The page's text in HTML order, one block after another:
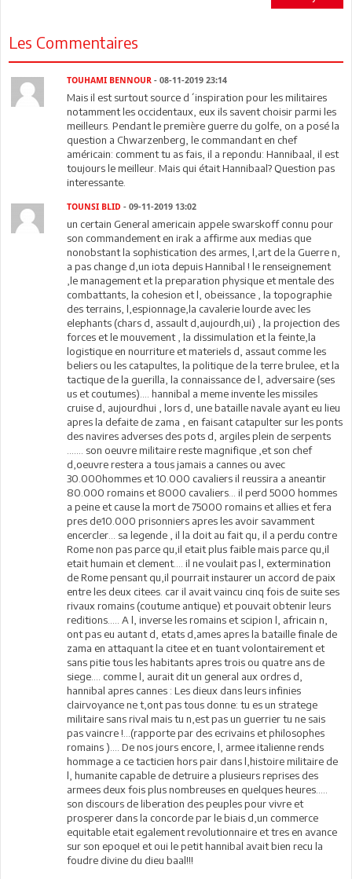
Les Commentaires
TOUHAMI BENNOUR - 08-11-2019 23:14
Mais il est surtout source d´inspiration pour les militaires
notamment les occidentaux, eux ils savent choisir parmi les
meilleurs. Pendant le première guerre du golfe, on a posé la
question a Chwarzenberg, le commandant en chef
américain: comment tu as fais, il a repondu: Hannibaal, il est
toujours le meilleur. Mais qui était Hannibaal? Question pas
interessante.
TOUNSI BLID - 09-11-2019 13:02
un certain General americain appele swarskoff connu pour
son commandement en irak a affirme aux medias que
nonobstant la sophistication des armes, l,art de la Guerre n,
a pas change d,un iota depuis Hannibal ! le renseignement
,le management et la preparation physique et mentale des
combattants, la cohesion et l, obeissance , la topographie
des terrains, l,espionnage,la cavalerie lourde avec les
elephants (chars d, assault d,aujourdh,ui) , la projection des
forces et le mouvement , la dissimulation et la feinte,la
logistique en nourriture et materiels d, assaut comme les
beliers ou les catapultes, la politique de la terre brulee, et la
tactique de la guerilla, la connaissance de l, adversaire (ses
us et coutumes).... hannibal a meme invente les missiles
cruise d, aujourdhui , lors d, une bataille navale ayant eu lieu
apres la defaite de zama , en faisant catapulter sur les ponts
des navires adverses des pots d, argiles plein de serpents
....... son oeuvre militaire reste magnifique ,et son chef
d,oeuvre restera a tous jamais a cannes ou avec
30.000hommes et 10.000 cavaliers il reussira a aneantir
80.000 romains et 8000 cavaliers... il perd 5000 hommes
a peine et cause la mort de 75000 romains et allies et fera
pres de10.000 prisonniers apres les avoir savamment
encercler... sa legende , il la doit au fait qu, il a perdu contre
Rome non pas parce qu,il etait plus faible mais parce qu,il
etait humain et clement.... il ne voulait pas l, extermination
de Rome pensant qu,il pourrait instaurer un accord de paix
entre les deux citees. car il avait vaincu cinq fois de suite ses
rivaux romains (coutume antique) et pouvait obtenir leurs
reditions..... A l, inverse les romains et scipion l, africain n,
ont pas eu autant d, etats d,ames apres la bataille finale de
zama en attaquant la citee et en tuant volontairement et
sans pitie tous les habitants apres trois ou quatre ans de
siege.... comme l, aurait dit un general aux ordres d,
hannibal apres cannes : Les dieux dans leurs infinies
clairvoyance ne t,ont pas tous donne: tu es un stratege
militaire sans rival mais tu n,est pas un guerrier tu ne sais
pas vaincre !...(rapporte par des ecrivains et philosophes
romains ).... De nos jours encore, l, armee italienne rends
hommage a ce tacticien hors pair dans l,histoire militaire de
l, humanite capable de detruire a plusieurs reprises des
armees deux fois plus nombreuses en quelques heures.....
son discours de liberation des peuples pour vivre et
prosperer dans la concorde par le biais d,un commerce
equitable etait egalement revolutionnaire et tres en avance
sur son epoque! et oui le petit hannibal avait bien recu la
foudre divine du dieu baal!!!